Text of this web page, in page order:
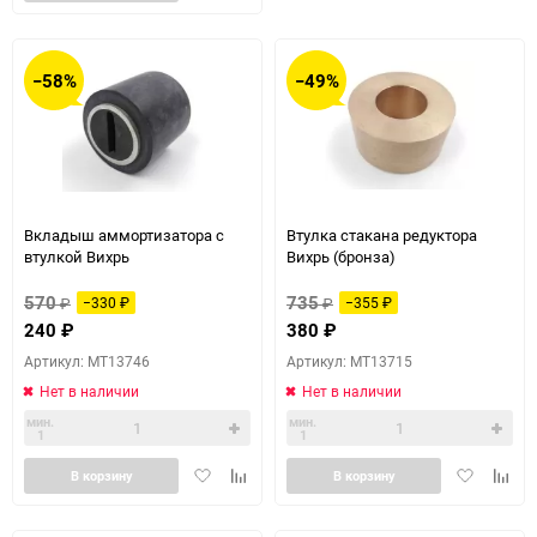
−58%
Вкладыш аммортизатора с
втулкой Вихрь
570₽ −330 ₽
240 ₽
Артикул: MT13746
Нет в наличии
мин.
1
ДобавитьДобавить
В корзину
−49%
Втулка стакана редуктора
Вихрь (бронза)
735₽ −355₽
380 ₽
Артикул: MT13715
Нет в наличии
мин.
1
Добавить
В корзину